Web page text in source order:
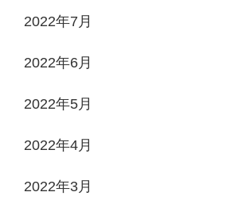
2022年7月
2022年6月
2022年5月
2022年4月
2022年3月